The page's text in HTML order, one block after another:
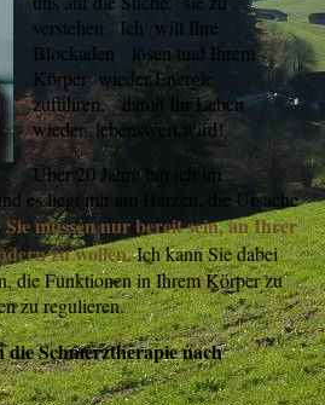
verstehen. Ich will Ihre
Blockaden lösen und Ihrem
Körper wieder Energie
zuführen, damit Ihr Leben
wieder lebenswert wird!
Über 20 Jahre bin ich im
es liegt mir am Herzen, die Ursache
Sie müssen nur bereit sein, an Ihrer
zu wollen.Ich kann Sie dabei
die Funktionen in Ihrem Körper zu
zu regulieren.
Schmerztherapie nach